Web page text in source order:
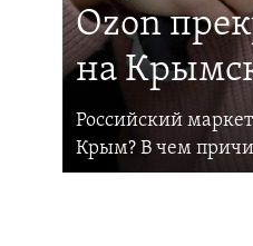
Ozon
на
Российский
Крым? В чем